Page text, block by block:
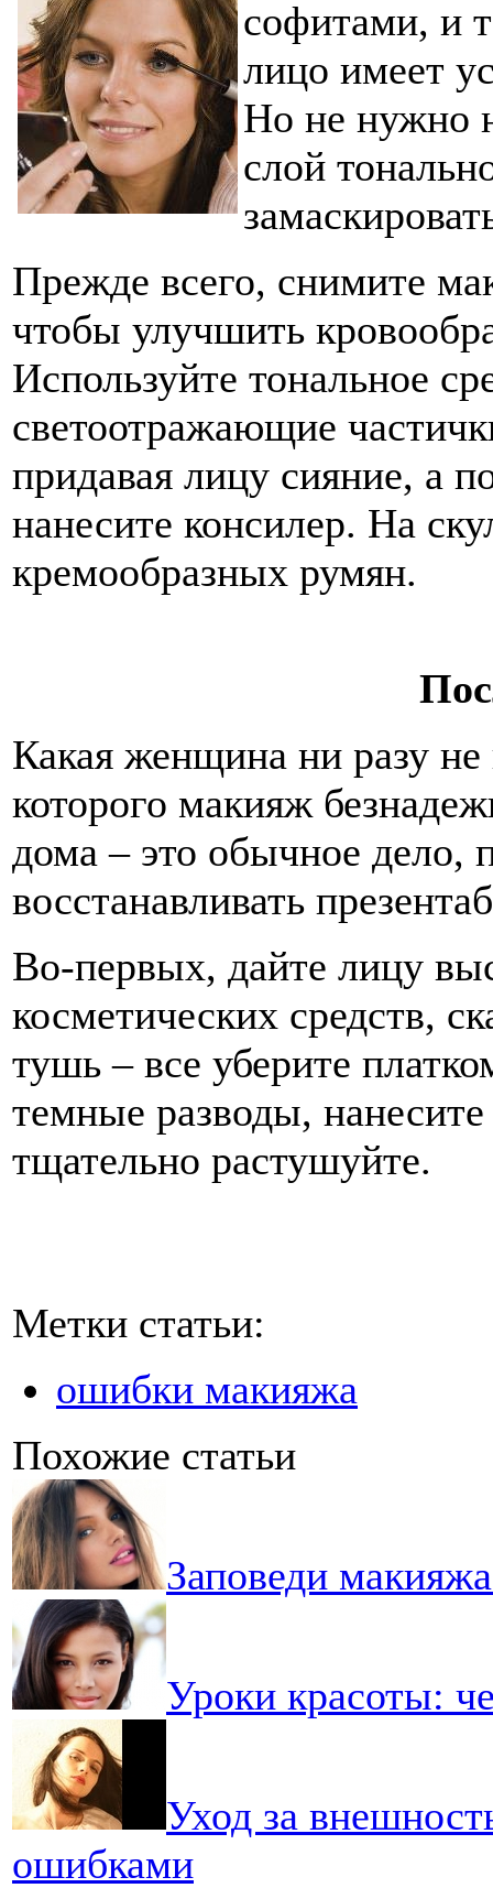
софитами, и
лицо имеет
Но не нужно
слой
Прежде всего, снимите
чтобы улучшить
Используйте тональное
светоотражающие
придавая лицу сияние, а
нанесите консилер. На
кремообразных румян.
Какая женщина ни разу
которого макияж
дома – это обычное дело,
восстанавливать
Во-первых, дайте лицу
косметических средств,
тушь – все уберите
темные разводы,
тщательно растушуйте.
Метки статьи:
ошибки макияжа
Похожие статьи
Заповеди
Уроки красоты:
Уход за
ошибками